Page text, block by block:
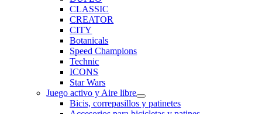
CLASSIC
CREATOR
CITY
Botanicals
Speed Champions
Technic
ICONS
Star Wars
Juego activo y Aire libre
Bicis, correpasillos y patinetes